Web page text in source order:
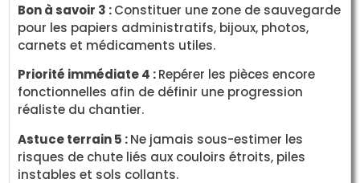
Bon à savoir 3 :Constituer une zone de sauvegarde
pour les papiers administratifs, bijoux, photos,
carnets et médicaments utiles.
Priorité immédiate 4 :Repérer les pièces encore
fonctionnelles afin de définir une progression
réaliste du chantier.
Astuce terrain 5 :Ne jamais sous-estimer les
risques de chute liés aux couloirs étroits, piles
instables et sols collants.